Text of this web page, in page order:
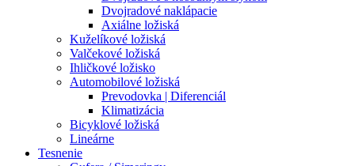
Dvojradové naklápacie
Axiálne ložiská
Kuželíkové ložiská
Valčekové ložiská
Ihličkové ložisko
Automobilové ložiská
Prevodovka | Diferenciál
Klimatizácia
Bicyklové ložiská
Lineárne
Tesnenie